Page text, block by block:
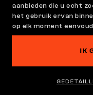
Cookie-instellingen
aanbieden die u echt
het gebruik ervan
op elk moment
IK